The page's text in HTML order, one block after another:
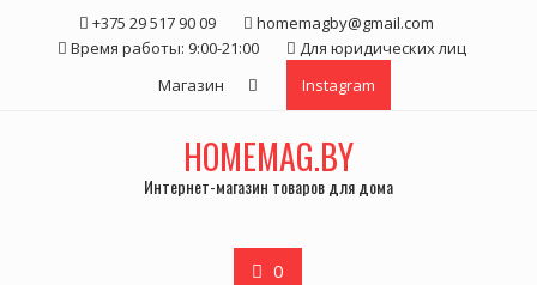
+375 29 517 90 09
homemagby@gmail.com
Время работы: 9:00-21:00
Для юридических лиц
Магазин
Instagram
HOMEMAG.BY
Интернет-магазин товаров для дома
0